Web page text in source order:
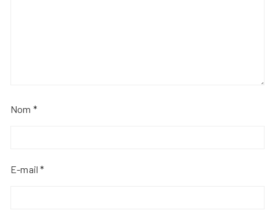
Nom *
E-mail*